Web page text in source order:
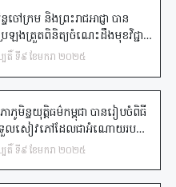
ាប់សិស្សចៅក្រម និងសិស្សព្រះរាជ
ាន់ទី១១ (ឯកទេសកម្ម ចៅក្រម
បណ្ឌិត្យសភាភូមិន្ទយុត្តិធម៌កម្ពុជា។
ចៅក្រម និងព្រះរាជអាជ្ញា បាន
រឡងត្រួតពិនិត្យចំណេះដឹងមុខវិជ្ជា
នពាណិជ្ជកម្ម និងយន្តការដោះ
(ឯកទេសកម្ម ចៅក្រមអាសនៈ) នៃ
ភូមិន្ទយុត្តិធម៌កម្ពុជា។
បតិ៍ ទី៩ ខែមករា ២០២៥
ភូមិន្ទយុត្តិធម៌កម្ពុជា បានរៀបចំពិធី
លសៀវភៅដែលជាអំណោយរបស់
ណ្ឌិត BÉATRICE BALIVET
បតិ៍ ទី៩ ខែមករា ២០២៥